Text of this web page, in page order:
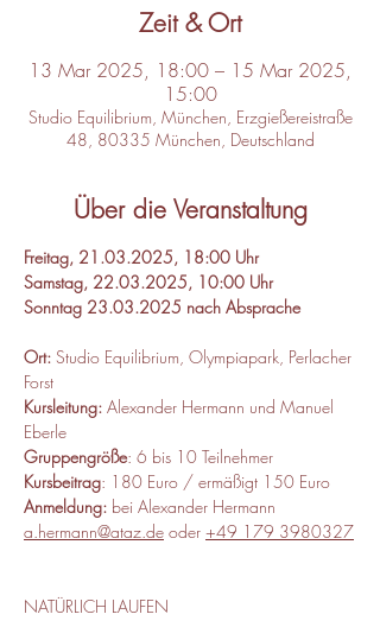
Zeit & Ort
13 Mar 2025, 18:00 – 15 Mar 2025,
15:00
Studio Equilibrium, München, Erzgießereistraße
48, 80335 München, Deutschland
Über die Veranstaltung
Freitag, 21.03.2025, 18:00 Uhr
Samstag, 22.03.2025, 10:00 Uhr
Sonntag 23.03.2025 nach Absprache
Ort: Studio Equilibrium, Olympiapark, Perlacher
Forst
Kursleitung: Alexander Hermann und Manuel
Eberle
Gruppengröße: 6 bis 10 Teilnehmer
Kursbeitrag: 180 Euro / ermäßigt 150 Euro
Anmeldung: bei Alexander Hermann
a.hermann@ataz.de oder ‭ +49 179 3980327‬
NATÜRLICH LAUFEN